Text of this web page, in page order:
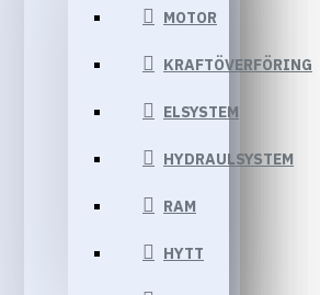
MOTOR
KRAFTÖVERFÖRING
ELSYSTEM
HYDRAULSYSTEM
RAM
HYTT